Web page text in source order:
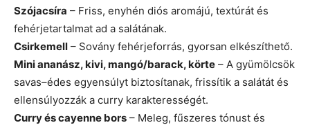
Szójacsíra – Friss, enyhén diós aromájú, textúrát és
fehérjetartalmat ad a salátának.
Csirkemell – Sovány fehérjeforrás, gyorsan elkészíthető.
Mini ananász, kivi, mangó/barack, körte – A gyümölcsök
savas–édes egyensúlyt biztosítanak, frissítik a salátát és
ellensúlyozzák a curry karakterességét.
Curry és cayenne bors – Meleg, fűszeres tónust és